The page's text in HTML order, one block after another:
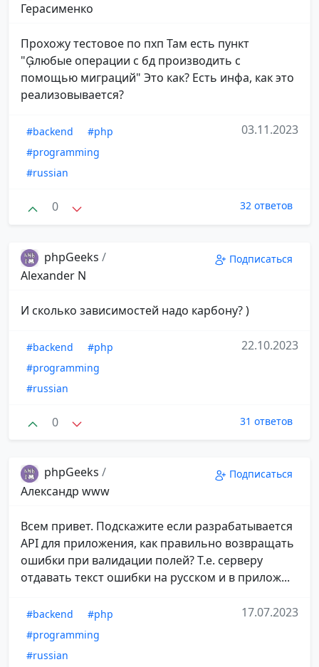
Герасименко
Прохожу тестовое по пхп Там есть пункт
"любые операции с бд производить с
помощью миграций" Это как? Есть инфа, как это
реализовывается?
#backend
#php
#programming
#russian
03.11.2023
0 32 ответов
phpGeeks /
Alexander N
Подписаться
И сколько зависимостей надо карбону? )
#backend
#php
#programming
#russian
22.10.2023
0 31 ответов
phpGeeks /
Александр www
Подписаться
Всем привет. Подскажите если разрабатывается
API для приложения, как правильно возвращать
ошибки при валидации полей? Т.е. серверу
отдавать текст ошибки на русском и в прилож...
#backend
#php
#programming
#russian
17.07.2023